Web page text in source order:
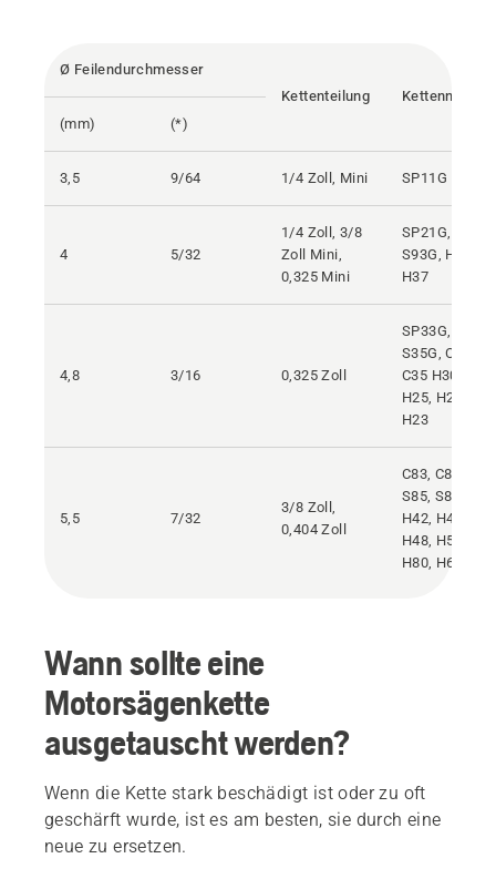
Ø Feilendurchmesser
Kettenteilung
Kettenname
(mm)
(*)
3,5 9/64 1/4 Zoll, Mini SP11G
4 5/32
1/4 Zoll, 3/8
Zoll Mini,
0,325 Mini
SP21G,
S93G, H00,
H37
4,8 3/16 0,325 Zoll
SP33G,
S35G, C33,
C35 H30,
H25, H21,
H23
5,5 7/32
3/8 Zoll,
0,404 Zoll
C83, C85,
S85, S83G,
H42, H47,
H48, H54,
H80, H64
Wann sollte eine
Motorsägenkette
ausgetauscht werden?
Wenn die Kette stark beschädigt ist oder zu oft
geschärft wurde, ist es am besten, sie durch eine
neue zu ersetzen.